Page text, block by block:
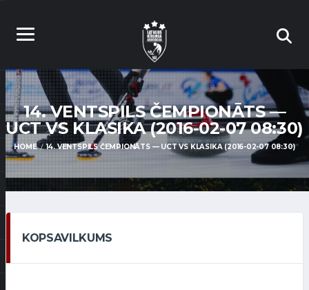
14. VENTSPILS ČEMPIONĀTS —
UCT VS KLASIKA (2016-02-07 08:30)
HOME 14. VENTSPILS ČEMPIONĀTS — UCT VS KLASIKA (2016-02-07 08:30)
KOPSAVILKUMS